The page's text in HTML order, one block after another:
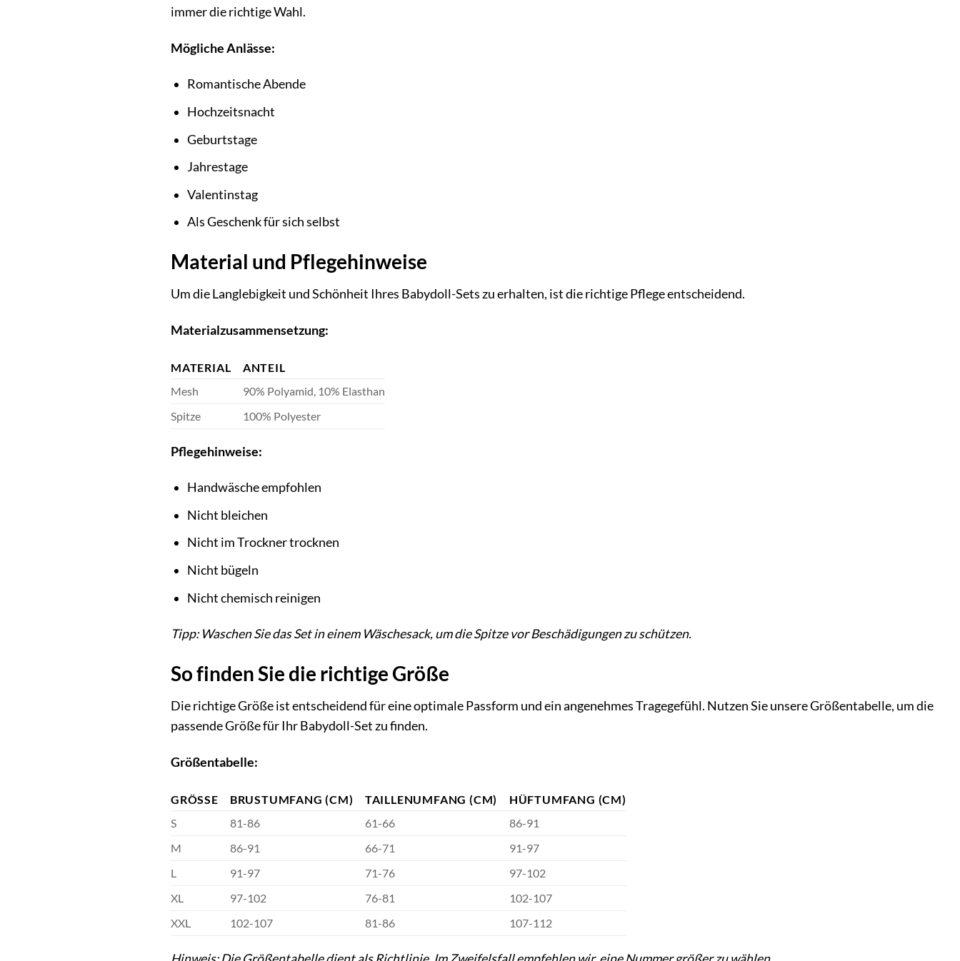
immer die richtige Wahl.
Mögliche Anlässe:
Romantische Abende
Hochzeitsnacht
Geburtstage
Jahrestage
Valentinstag
Als Geschenk für sich selbst
Material und Pflegehinweise
Um die Langlebigkeit und Schönheit Ihres Babydoll-Sets zu erhalten, ist die richtige Pflege entscheidend.
Materialzusammensetzung:
MATERIAL
ANTEIL
Mesh
90% Polyamid, 10% Elasthan
Spitze
100% Polyester
Pflegehinweise:
Handwäsche empfohlen
Nicht bleichen
Nicht im Trockner trocknen
Nicht bügeln
Nicht chemisch reinigen
Tipp: Waschen Sie das Set in einem Wäschesack, um die Spitze vor Beschädigungen zu schützen.
So finden Sie die richtige Größe
Die richtige Größe ist entscheidend für eine optimale Passform und ein angenehmes Tragegefühl. Nutzen Sie unsere Größentabelle, um die
passende Größe für Ihr Babydoll-Set zu finden.
Größentabelle:
GRÖSSE BRUSTUMFANG (CM) TAILLENUMFANG (CM)
HÜFTUMFANG (CM)
S
81-86 61-66
86-91
M
86-91 66-71
91-97
L
91-97 71-76
97-102
XL
97-102 76-81
102-107
XXL
102-107 81-86 107-112